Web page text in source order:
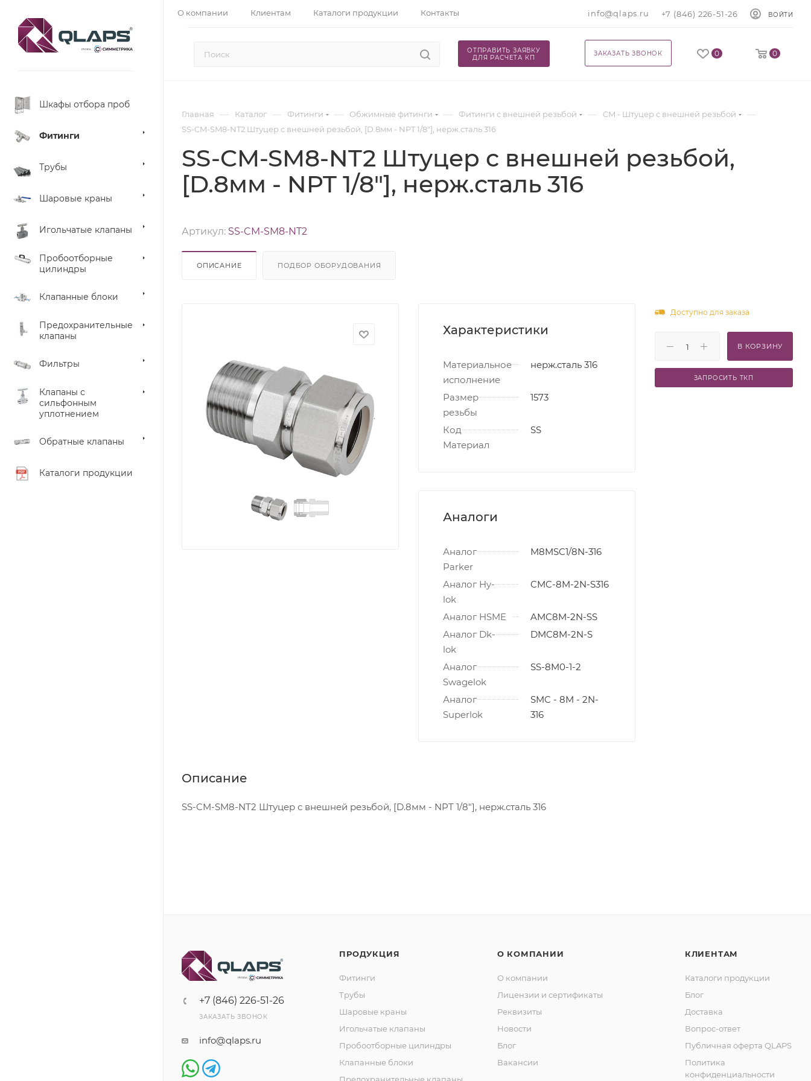
О компании Клиентам Каталоги продукции Контакты info@qlaps.ru +7 (846) 226-51-26 ВОЙТИ
0 0
ЗАКАЗАТЬ ЗВОНОК
ОТПРАВИТЬ ЗАЯВКУ
ДЛЯ РАСЧЕТА КП
Шкафы отбора проб
Фитинги
Трубы
Шаровые краны
Игольчатые клапаны
Пробоотборные
цилиндры
Клапанные блоки
Предохранительные
клапаны
Фильтры
Клапаны с
сильфонным
уплотнением
Обратные клапаны
Каталоги продукции
Главная — Каталог — Фитинги — Обжимные фитинги — Фитинги с внешней резьбой — CM - Штуцер с внешней резьбой —
SS-CM-SM8-NT2 Штуцер с внешней резьбой, [D.8мм - NPT 1/8"], нерж.сталь 316
SS-CM-SM8-NT2 Штуцер с внешней резьбой,
[D.8мм - NPT 1/8"], нерж.сталь 316
Артикул: SS-CM-SM8-NT2
ОПИСАНИЕ ПОДБОР ОБОРУДОВАНИЯ
Характеристики
Материальное
исполнение
нерж.сталь 316
Размер
резьбы
1573
Код
Материал
SS
Аналоги
Аналог
Parker
M8MSC1/8N-316
Аналог Hy-
lok
CMC-8M-2N-S316
Аналог HSME
AMC8M-2N-SS
Аналог Dk-
lok
DMC8M-2N-S
Аналог
Swagelok
SS-8M0-1-2
Аналог
Superlok
SMC - 8M - 2N-
316
Описание
SS-CM-SM8-NT2 Штуцер с внешней резьбой, [D.8мм - NPT 1/8"], нерж.сталь 316
Доступно для заказа
В КОРЗИНУ
ЗАПРОСИТЬ ТКП
+7 (846) 226-51-26
ЗАКАЗАТЬ ЗВОНОК
info@qlaps.ru
ПРОДУКЦИЯ
Фитинги
Трубы
Шаровые краны
Игольчатые клапаны
Пробоотборные цилиндры
Клапанные блоки
О КОМПАНИИ
О компании
Лицензии и сертификаты
Реквизиты
Новости
Блог
Вакансии
КЛИЕНТАМ
Каталоги продукции
Блог
Доставка
Вопрос-ответ
Публичная оферта QLAPS
Политика
конфиденциальности